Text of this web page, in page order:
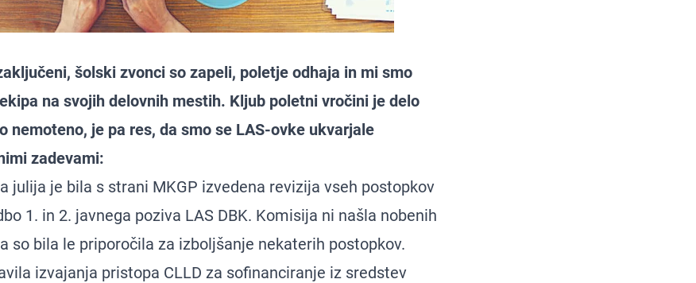
šolski zvonci so zapeli, poletje odhaja in mi smo
na svojih delovnih mestih. Kljub poletni vročini je delo
nemoteno, je pa res, da smo se LAS-ovke ukvarjale
zadevami:
julija je bila s strani MKGP izvedena revizija vseh postopkov
1. in 2. javnega poziva LAS DBK. Komisija ni našla nobenih
so bila le priporočila za izboljšanje nekaterih postopkov.
izvajanja pristopa CLLD za sofinanciranje iz sredstev